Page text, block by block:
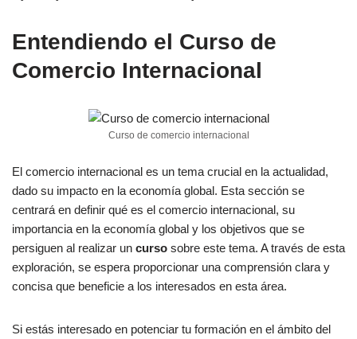
Entendiendo el Curso de
Comercio Internacional
Curso de comercio internacional
El comercio internacional es un tema crucial en la actualidad,
dado su impacto en la economía global. Esta sección se
centrará en definir qué es el comercio internacional, su
importancia en la economía global y los objetivos que se
persiguen al realizar un curso sobre este tema. A través de esta
exploración, se espera proporcionar una comprensión clara y
concisa que beneficie a los interesados en esta área.
Si estás interesado en potenciar tu formación en el ámbito del